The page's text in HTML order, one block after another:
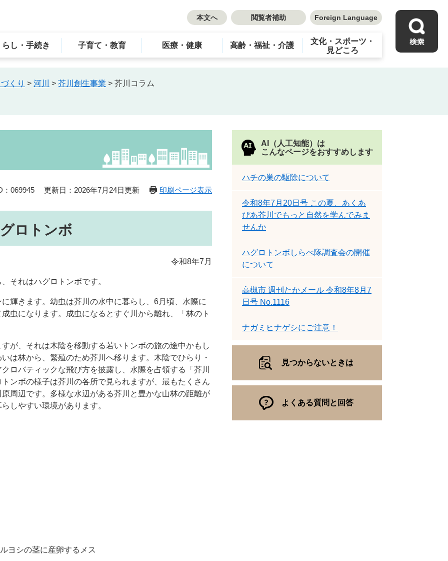
本文へ 閲覧者補助 Foreign Language
らし・手続き 子育て・教育 医療・健康 高齢・福祉・介護
文化・スポーツ・
見どころ
くり > 河川 > 芥川創生事業 > 芥川コラム
：069945 更新日：2026年7月24日更新 印刷ページ表示
ロトンボ
令和8年7月
それはハグロトンボです。
きます。幼虫は芥川の水中に暮らし、6月頃、水際に
虫になります。成虫になるとすぐ川から離れ、「林のト
、それは木陰を移動する若いトンボの旅の途中かもし
は林から、繁殖のため芥川へ移ります。木陰でひらり・
ロバティックな飛び方を披露し、水際を占領する「芥川
ンボの様子は芥川の各所で見られますが、最もたくさん
周辺です。多様な水辺がある芥川と豊かな山林の距離が
しやすい環境があります。
ヨシの茎に産卵するメス
AI（人工知能）は
こんなページをおすすめします
ハチの巣の駆除について
令和8年7月20日号 この夏、あくあ
ぴあ芥川でもっと自然を学んでみま
せんか
ハグロトンボしらべ隊調査会の開催
について
高槻市 週刊たかメール 令和8年8月7
日号 No.1116
ナガミヒナゲシにご注意！
見つからないときは
よくある質問と回答